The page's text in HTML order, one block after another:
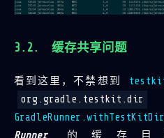
缓存共享问题
看到这里，不禁想到
org.gradle.testkit.dir
Runner的缓存目